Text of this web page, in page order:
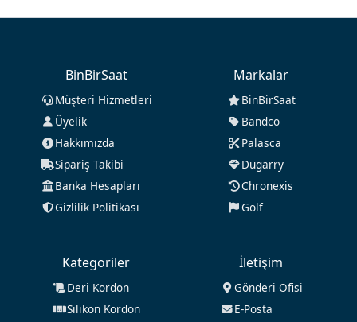
BinBirSaat
Müşteri Hizmetleri
Üyelik
Hakkımızda
Sipariş Takibi
Banka Hesapları
Gizlilik Politikası
Markalar
BinBirSaat
Bandco
Palasca
Dugarry
Chronexis
Golf
Kategoriler
Deri Kordon
Silikon Kordon
İletişim
Gönderi Ofisi
E-Posta